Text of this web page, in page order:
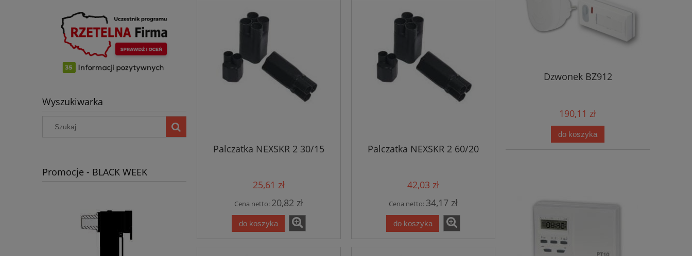
Wyszukiwarka
Promocje - BLACK WEEK
Palczatka NEXSKR 2 30/15
25,61 zł
Cena netto: 20,82 zł
do koszyka
Palczatka NEXSKR 2 60/20
42,03 zł
Cena netto: 34,17 zł
do koszyka
Dzwonek BZ912
190,11 zł
do koszyka